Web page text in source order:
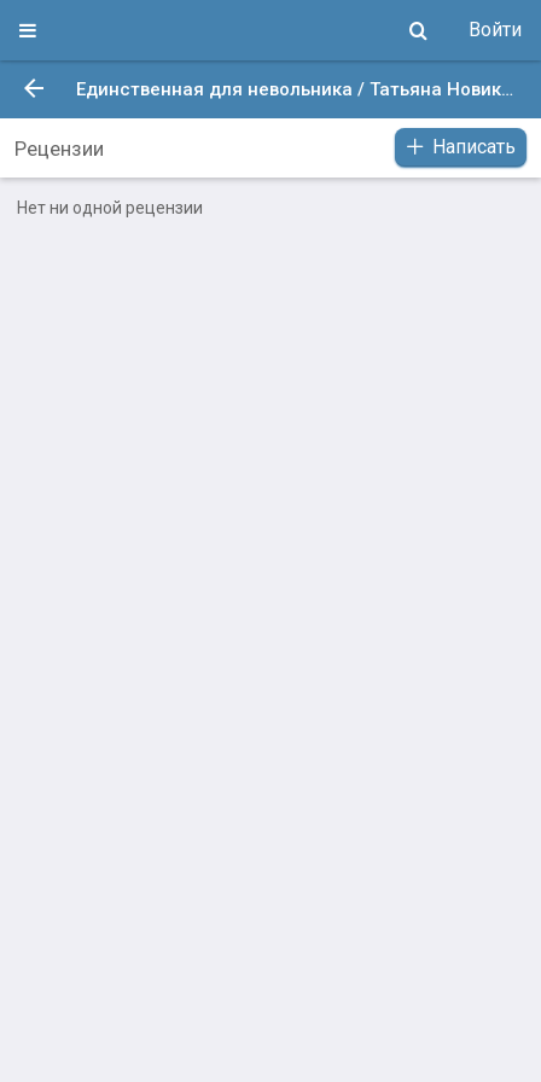
Войти
Единственная для невольника / Татьяна Новикова. Опубликовано: 22 июл. 2022 в 9:29
Рецензии Написать
Нет ни одной рецензии